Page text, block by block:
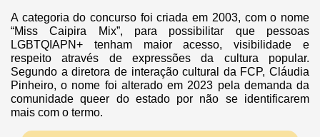
A categoria do concurso foi criada em 2003, com o nome
“Miss Caipira Mix”, para possibilitar que pessoas
LGBTQIAPN+ tenham maior acesso, visibilidade e
respeito através de expressões da cultura popular.
Segundo a diretora de interação cultural da FCP, Cláudia
Pinheiro, o nome foi alterado em 2023 pela demanda da
comunidade queer do estado por não se identificarem
mais com o termo.